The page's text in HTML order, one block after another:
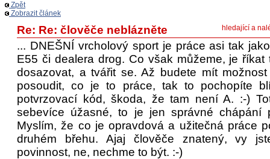
Zpět
Zobrazit článek
Re: Re: člověče neblázněte hledající a
... DNEŠNÍ vrcholový sport je práce asi tak
E55 či dealera drog. Co však můžeme, je
dosazovat, a tvářit se. Až budete mít
posoudit, co je to práce, tak to pochopíte
potvrzovací kód, škoda, že tam není A. :-)
sebevíce úžasné, to je jen správné chápání
Myslím, že co je opravdová a užitečná práce
druhém břehu. Ajaj člověče znatený, vy
povinnost, ne, nechme to být. :-)